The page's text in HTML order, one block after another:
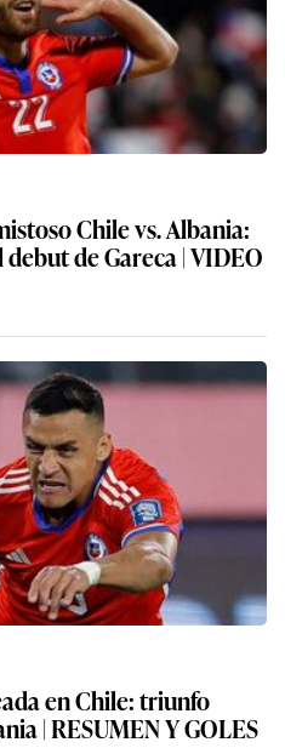
Chile vs. Albania:
de Gareca | VIDEO
en Chile: triunfo
| RESUMEN Y GOLES